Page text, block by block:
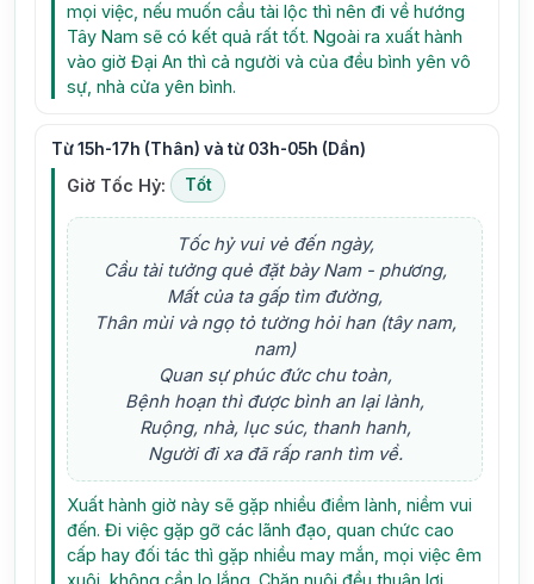
mọi việc, nếu muốn cầu tài lộc thì nên đi về hướng
Tây Nam sẽ có kết quả rất tốt. Ngoài ra xuất hành
vào giờ Đại An thì cả người và của đều bình yên vô
sự, nhà cửa yên bình.
Từ 15h-17h (Thân) và từ 03h-05h (Dần)
Giờ Tốc Hỷ: Tốt
Tốc hỷ vui vẻ đến ngày,
Cầu tài tưởng quẻ đặt bày Nam - phương,
Mất của ta gấp tìm đường,
Thân mùi và ngọ tỏ tường hỏi han (tây nam,
nam)
Quan sự phúc đức chu toàn,
Bệnh hoạn thì được bình an lại lành,
Ruộng, nhà, lục súc, thanh hanh,
Người đi xa đã rấp ranh tìm về.
Xuất hành giờ này sẽ gặp nhiều điềm lành, niềm vui
đến. Đi việc gặp gỡ các lãnh đạo, quan chức cao
cấp hay đối tác thì gặp nhiều may mắn, mọi việc êm